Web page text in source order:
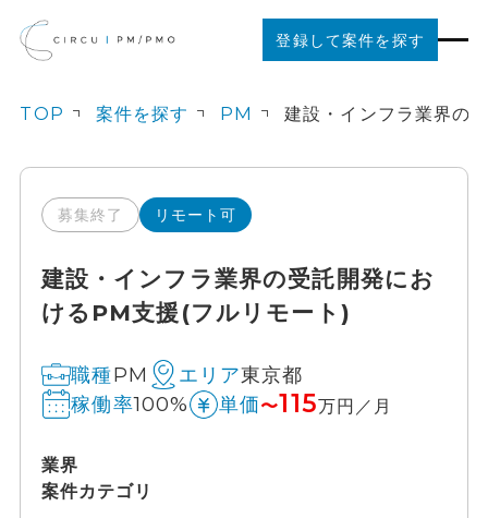
登録して案件を探す
ご利用の流れ
お役立ちコンテンツ
TOP 案件を探す PM
募集終了 リモート可
建設・インフラ業界の受託開発にお
けるPM支援(フルリモート)
職種PM エリア東京都
稼働率100% 単価〜115万円／月
業界
案件カテゴリ